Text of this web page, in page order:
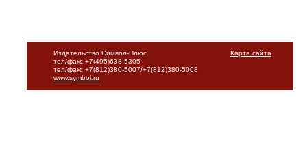
Карта сайта
Издательство Символ-Плюс
тел/факс +7(495)638-5305
тел/факс +7(812)380-5007/+7(812)380-5008
www.symbol.ru